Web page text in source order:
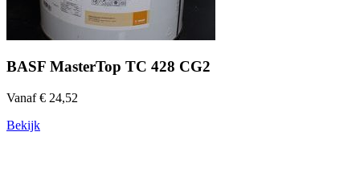
BASF MasterTop TC 428 CG2
Vanaf € 24,52
Bekijk